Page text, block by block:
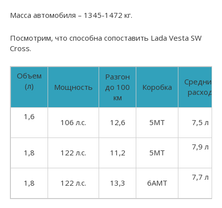
Масса автомобиля – 1345-1472 кг.
Посмотрим, что способна сопоставить Lada Vesta SW
Cross.
Объем
(л)
Мощность
Разгон
до 100
км
Коробка
Средний
расход
1,6
106 л.с. 12,6 5МТ 7,5 л
1,8 122 л.с. 11,2 5МТ
7,9 л
1,8 122 л.с. 13,3 6АМТ
7,7 л